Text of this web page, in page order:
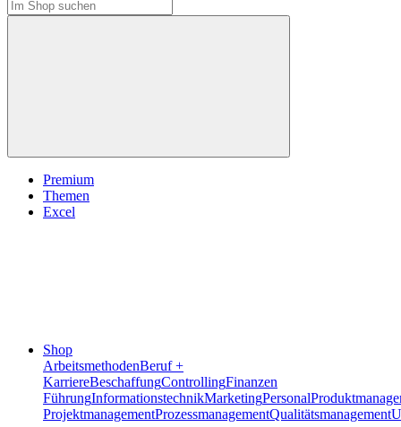
Premium
Themen
Excel
Shop
ArbeitsmethodenBeruf +
KarriereBeschaffungControllingFinanzen
FührungInformationstechnikMarketingPersonal
ProjektmanagementProzessmanagementQualitätsmanagement